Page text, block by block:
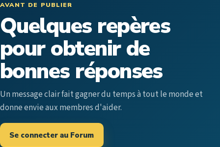
AVANT DE PUBLIER
Quelques repères
pour obtenir de
bonnes réponses
Un message clair fait gagner du temps à tout le monde et
donne envie aux membres d'aider.
Se connecter au Forum